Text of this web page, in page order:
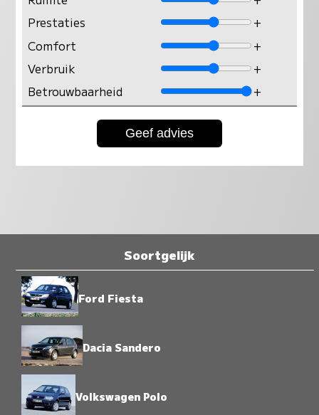
Prestaties
+
Comfort
+
Verbruik
+
Betrouwbaarheid
+
Soortgelijk
Ford Fiesta
Dacia Sandero
Volkswagen Polo